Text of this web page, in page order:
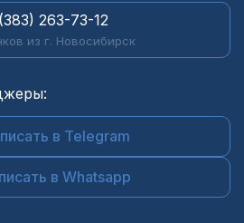
263-73-12
из г. Новосибирск
в Telegram
в Whatsapp